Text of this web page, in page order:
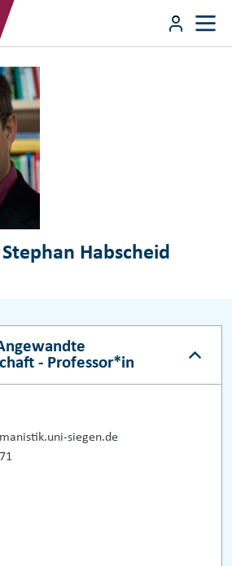
User
Habscheid
- Professor*in
siegen.de